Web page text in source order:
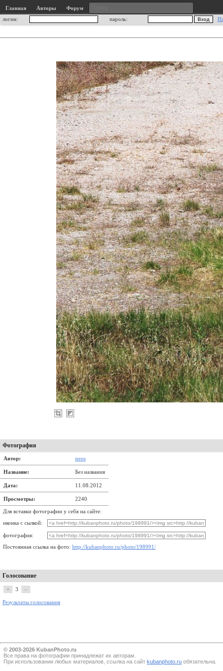
Главная Авторы
Форум
логин:
пароль:
Фотография
Автор: neos
Название: Без названия
Дата: 11.08.2012
Просмотры: 2240
Для вставки фотографии у себя на сайте:
иконка с сылкой:
фотография:
Постоянная ссылка на фото: http://kubanphoto.ru/photo/198991/
Голосование
+ 3 –
Результаты голосования
© 2003-2026 KubanPhoto.ru
Все прaва на фотографии принадлежат их авторам.
При использовании любых материалов, ссылка на сайт kubanphoto.ru обязательна.